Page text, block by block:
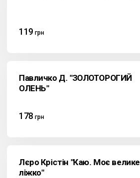
119 грн
Павличко Д. "ЗОЛОТОРОГИЙ
ОЛЕНЬ"
178 грн
Лєро Крістін "Каю. Моє велике
ліжко"